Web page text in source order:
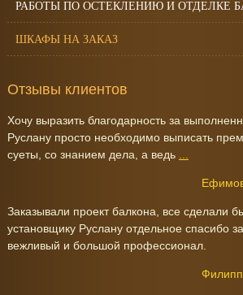
РАБОТЫ ПО ОСТЕКЛЕНИЮ И ОТДЕЛКЕ
ШКАФЫ НА ЗАКАЗ
Отзывы клиентов
Хочу выразить благодарность за
Руслану просто необходимо выписать
суеты, со знанием дела, а ведь
Заказывали проект балкона, все сделали
установщику Руслану отдельное спасибо
вежливый и большой профессионал.